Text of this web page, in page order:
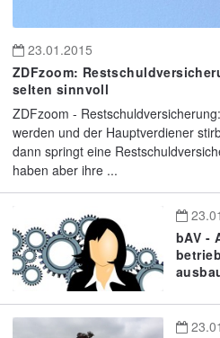
23.01.2015
ZDFzoom:
selten sinnvoll
ZDFzoom -
werden und der Hauptverdiener
dann springt eine
haben aber ihre ...
bAV -